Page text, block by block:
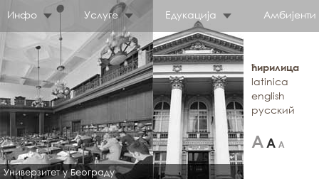
Инфо Услуге Едукација Амбијенти
Универзитет у Београду
ћирилица
latinica
english
русский